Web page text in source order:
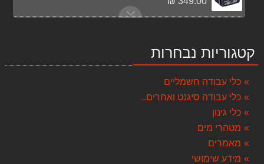
סט נטען 8 כלים DEWALT 18V 5.0AH
פנס הצפה SMD IP65 50W JET אור קר
שואב אבק רטוב ויבש BF585-3 KARNAF
קטגוריות נבחרות
כלי עבודה חשמליים
כלי עבודה סיגנט ואחרים..
כלי גינון
מטהרי מים
מאמרים
מידע שימושי